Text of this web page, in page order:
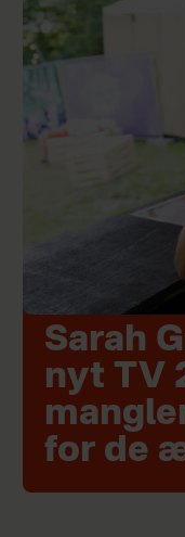
Sarah
nyt TV
for de